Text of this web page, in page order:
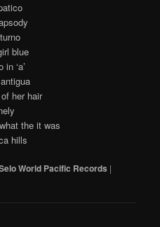
blue
in ‘a’
her hair
the it was
hills
World Pacific Records |